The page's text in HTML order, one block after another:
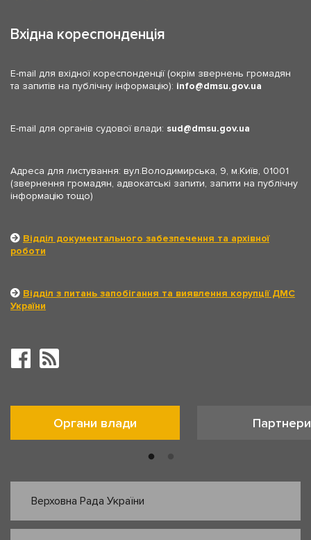
Вхідна кореспонденція
E-mail для вхідної кореспонденції (окрім звернень громадян
та запитів на публічну інформацію): info dmsu.gov.ua
E-mail для органів судової влади: sud dmsu.gov.ua
Адреса для листування: вул.Володимирська, 9, м.Київ, 01001
(звернення громадян, адвокатські запити, запити на публічну
інформацію тощо)
Відділ документального забезпечення та архівної
роботи
Відділ з питань запобігання та виявлення корупції ДМС
України
Органи влади Партнери
Верховна Рада України